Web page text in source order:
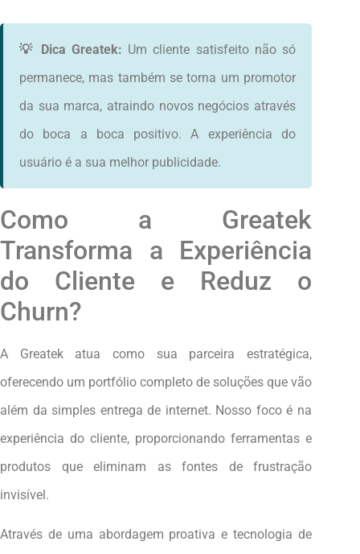
💡 Dica Greatek: Um cliente satisfeito não só
permanece, mas também se torna um promotor
da sua marca, atraindo novos negócios através
do boca a boca positivo. A experiência do
usuário é a sua melhor publicidade.
Como a Greatek
Transforma a Experiência
do Cliente e Reduz o
Churn?
A Greatek atua como sua parceira estratégica,
oferecendo um portfólio completo de soluções que vão
além da simples entrega de internet. Nosso foco é na
experiência do cliente, proporcionando ferramentas e
produtos que eliminam as fontes de frustração
invisível.
Através de uma abordagem proativa e tecnologia de